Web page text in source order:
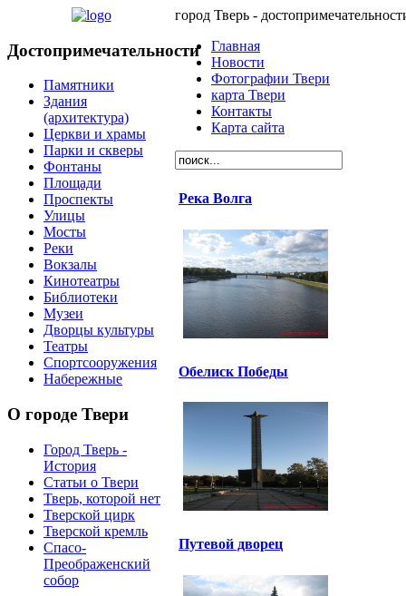
Достопримечательности
Памятники
Здания
(архитектура)
Церкви и храмы
Парки и скверы
Фонтаны
Площади
Проспекты
Улицы
Мосты
Реки
Вокзалы
Кинотеатры
Библиотеки
Музеи
Дворцы культуры
Театры
Спортсооружения
Набережные
О городе Твери
Город Тверь -
История
Статьи о Твери
Тверь, которой нет
Тверской цирк
Тверской кремль
Спасо-
Преображенский
собор
город Тверь -
Главная
Новости
Фотографии Твери
карта Твери
Контакты
Карта сайта
Река Волга
Обелиск Победы
Путевой дворец